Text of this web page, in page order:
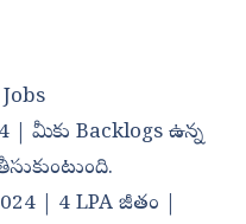
| మీకు Backlogs ఉన్న
| 4 LPA జీతం |